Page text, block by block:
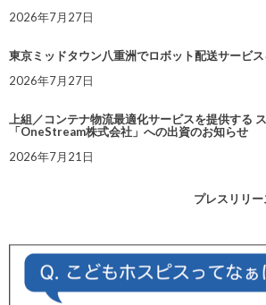
2026年7月27日
東京ミッドタウン八重洲でロボット配送サービ
2026年7月27日
上組／コンテナ物流最適化サービスを提供する
「OneStream株式会社」への出資のお知らせ
2026年7月21日
プレスリリ